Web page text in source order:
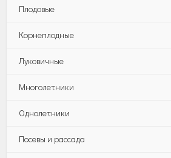
Плодовые
Корнеплодные
Луковичные
Многолетники
Однолетники
Посевы и рассада